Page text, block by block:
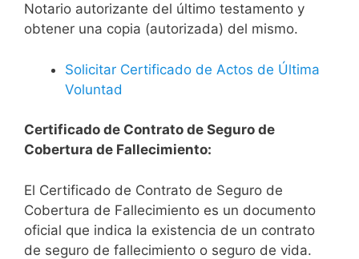
Notario autorizante del último testamento y
obtener una copia (autorizada) del mismo.
Solicitar Certificado de Actos de Última
Voluntad
Certificado de Contrato de Seguro de
Cobertura de Fallecimiento:
El Certificado de Contrato de Seguro de
Cobertura de Fallecimiento es un documento
oficial que indica la existencia de un contrato
de seguro de fallecimiento o seguro de vida.